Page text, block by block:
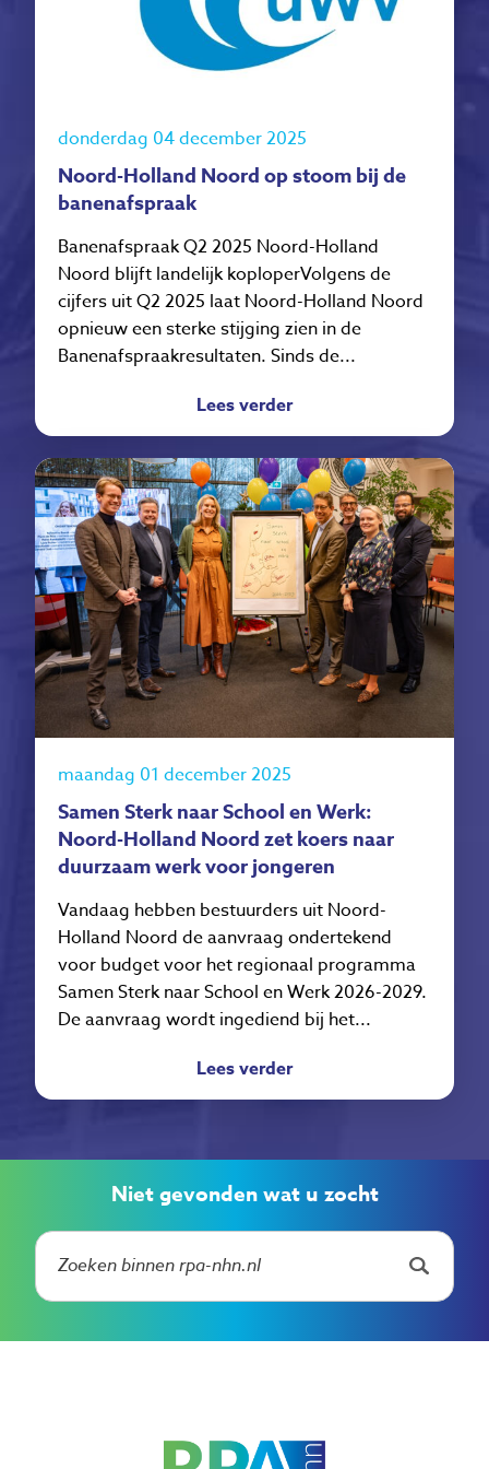
donderdag 04 december 2025
Noord-Holland Noord op stoom bij de
banenafspraak
Banenafspraak Q2 2025 Noord-Holland
Noord blijft landelijk koploperVolgens de
cijfers uit Q2 2025 laat Noord-Holland Noord
opnieuw een sterke stijging zien in de
Banenafspraakresultaten. Sinds de...
Lees verder
maandag 01 december 2025
Samen Sterk naar School en Werk:
Noord-Holland Noord zet koers naar
duurzaam werk voor jongeren
Vandaag hebben bestuurders uit Noord-
Holland Noord de aanvraag ondertekend
voor budget voor het regionaal programma
Samen Sterk naar School en Werk 2026-2029.
De aanvraag wordt ingediend bij het...
Lees verder
Niet gevonden wat u zocht